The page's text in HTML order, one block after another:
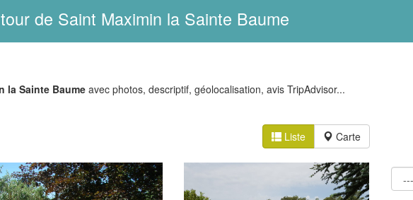
de Saint Maximin la Sainte Baume
la Sainte Baumeavec photos, descriptif, géolocalisation, avis TripAdvisor...
Liste Carte